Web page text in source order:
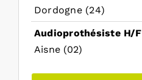
Dordogne (24)
Audioprothésiste H/F
Aisne (02)